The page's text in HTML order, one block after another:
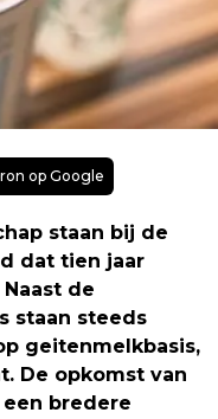
op Google
staan bij de
dat tien jaar
de
staan steeds
geitenmelkbasis,
De opkomst van
bredere